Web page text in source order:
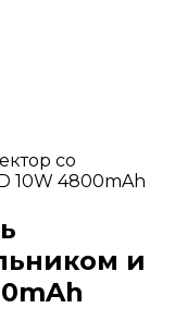
со
10W 4800mAh
и